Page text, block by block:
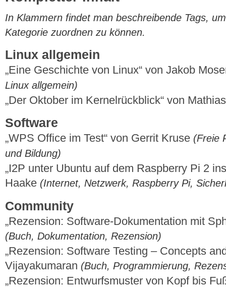
In Klammern findet man beschreibende Tags,
Kategorie zuordnen zu können.
Linux allgemein
„Eine Geschichte von Linux“ von Jakob
Linux allgemein)
„Der Oktober im Kernelrückblick“ von
Software
„WPS Office im Test“ von Gerrit Kruse (Freie
und Bildung)
„I2P unter Ubuntu auf dem Raspberry Pi 2
Haake (Internet, Netzwerk, Raspberry Pi,
Community
„Rezension: Software-Dokumentation mit
(Buch, Dokumentation, Rezension)
„Rezension: Software Testing – Concepts
Vijayakumaran (Buch, Programmierung,
„Rezension: Entwurfsmuster von Kopf bis